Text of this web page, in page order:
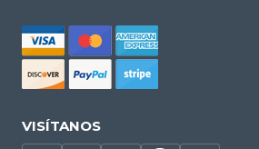
VISÍTANOS